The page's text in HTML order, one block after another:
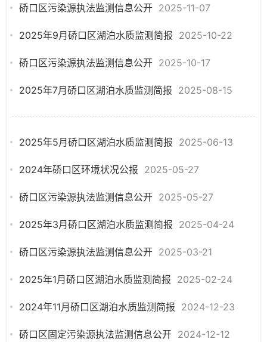
硚口区污染源执法监测信息公开 2025-11-07
2025年9月硚口区湖泊水质监测简报 2025-10-22
硚口区污染源执法监测信息公开 2025-10-17
2025年7月硚口区湖泊水质监测简报 2025-08-15
2025年5月硚口区湖泊水质监测简报 2025-06-13
2024年硚口区环境状况公报 2025-05-27
硚口区污染源执法监测信息公开 2025-05-27
2025年3月硚口区湖泊水质监测简报 2025-04-24
硚口区污染源执法监测信息公开 2025-03-21
2025年1月硚口区湖泊水质监测简报 2025-02-24
2024年11月硚口区湖泊水质监测简报 2024-12-23
硚口区固定污染源执法监测信息公开 2024-12-12